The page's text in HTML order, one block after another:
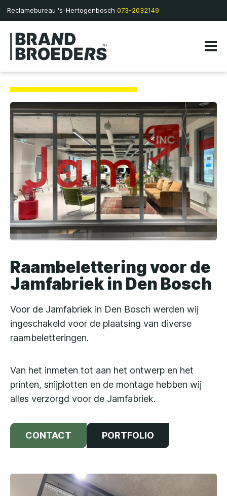
Reclamebureau 's-Hertogenbosch 073-2032149
Raambelettering voor de
Jamfabriek in Den Bosch
Voor de Jamfabriek in Den Bosch werden wij
ingeschakeld voor de plaatsing van diverse
raambeletteringen.
Van het inmeten tot aan het ontwerp en het
printen, snijplotten en de montage hebben wij
alles verzorgd voor de Jamfabriek.
CONTACT PORTFOLIO